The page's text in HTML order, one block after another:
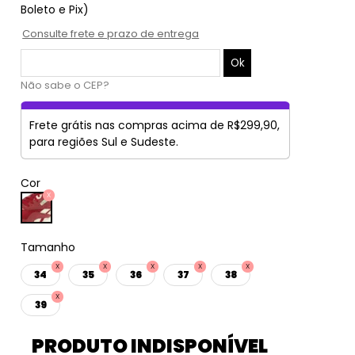
Boleto e Pix)
Consulte frete e prazo de entrega
Não sabe o CEP?
Frete grátis nas compras acima de R$299,90,
para regiões Sul e Sudeste.
Cor
Tamanho
34 35 36 37 38
39
PRODUTO INDISPONÍVEL